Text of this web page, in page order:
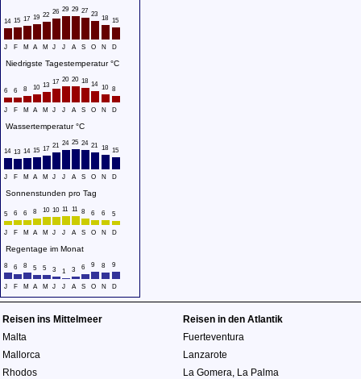
14 15 17 19 22 26 29 29 27 23
18 15
J F M A M J J A S O N D
Niedrigste Tagestemperatur °C
6 6 8 10 13 17 20 20 18 14 10 8
J F M A M J J A S O N D
Wassertemperatur °C
14 13 14 15 17 21 24 25 24 21 18 15
J F M A M J J A S O N D
Sonnenstunden pro Tag
5 6 6 8 10 10 11 11 8 6 6 5
J F M A M J J A S O N D
Regentage im Monat
8 6 8 5 5 3 1 3 6 9 8 9
J F M A M J J A S O N D
Reisen ins Mittelmeer
Malta
Mallorca
Rhodos
Reisen in den Atlantik
Fuerteventura
Lanzarote
La Gomera La Palma